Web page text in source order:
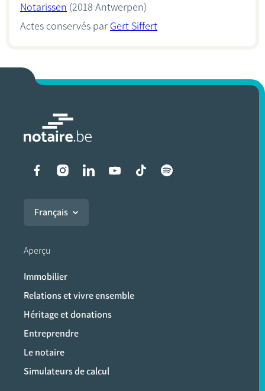
Notarissen (2018 Antwerpen)
Actes conservés par Gert Siffert
Liens vers les réseaux
Français
Aperçu
Immobilier
Relations et vivre ensemble
Héritage et donations
Entreprendre
Le notaire
Simulateurs de calcul